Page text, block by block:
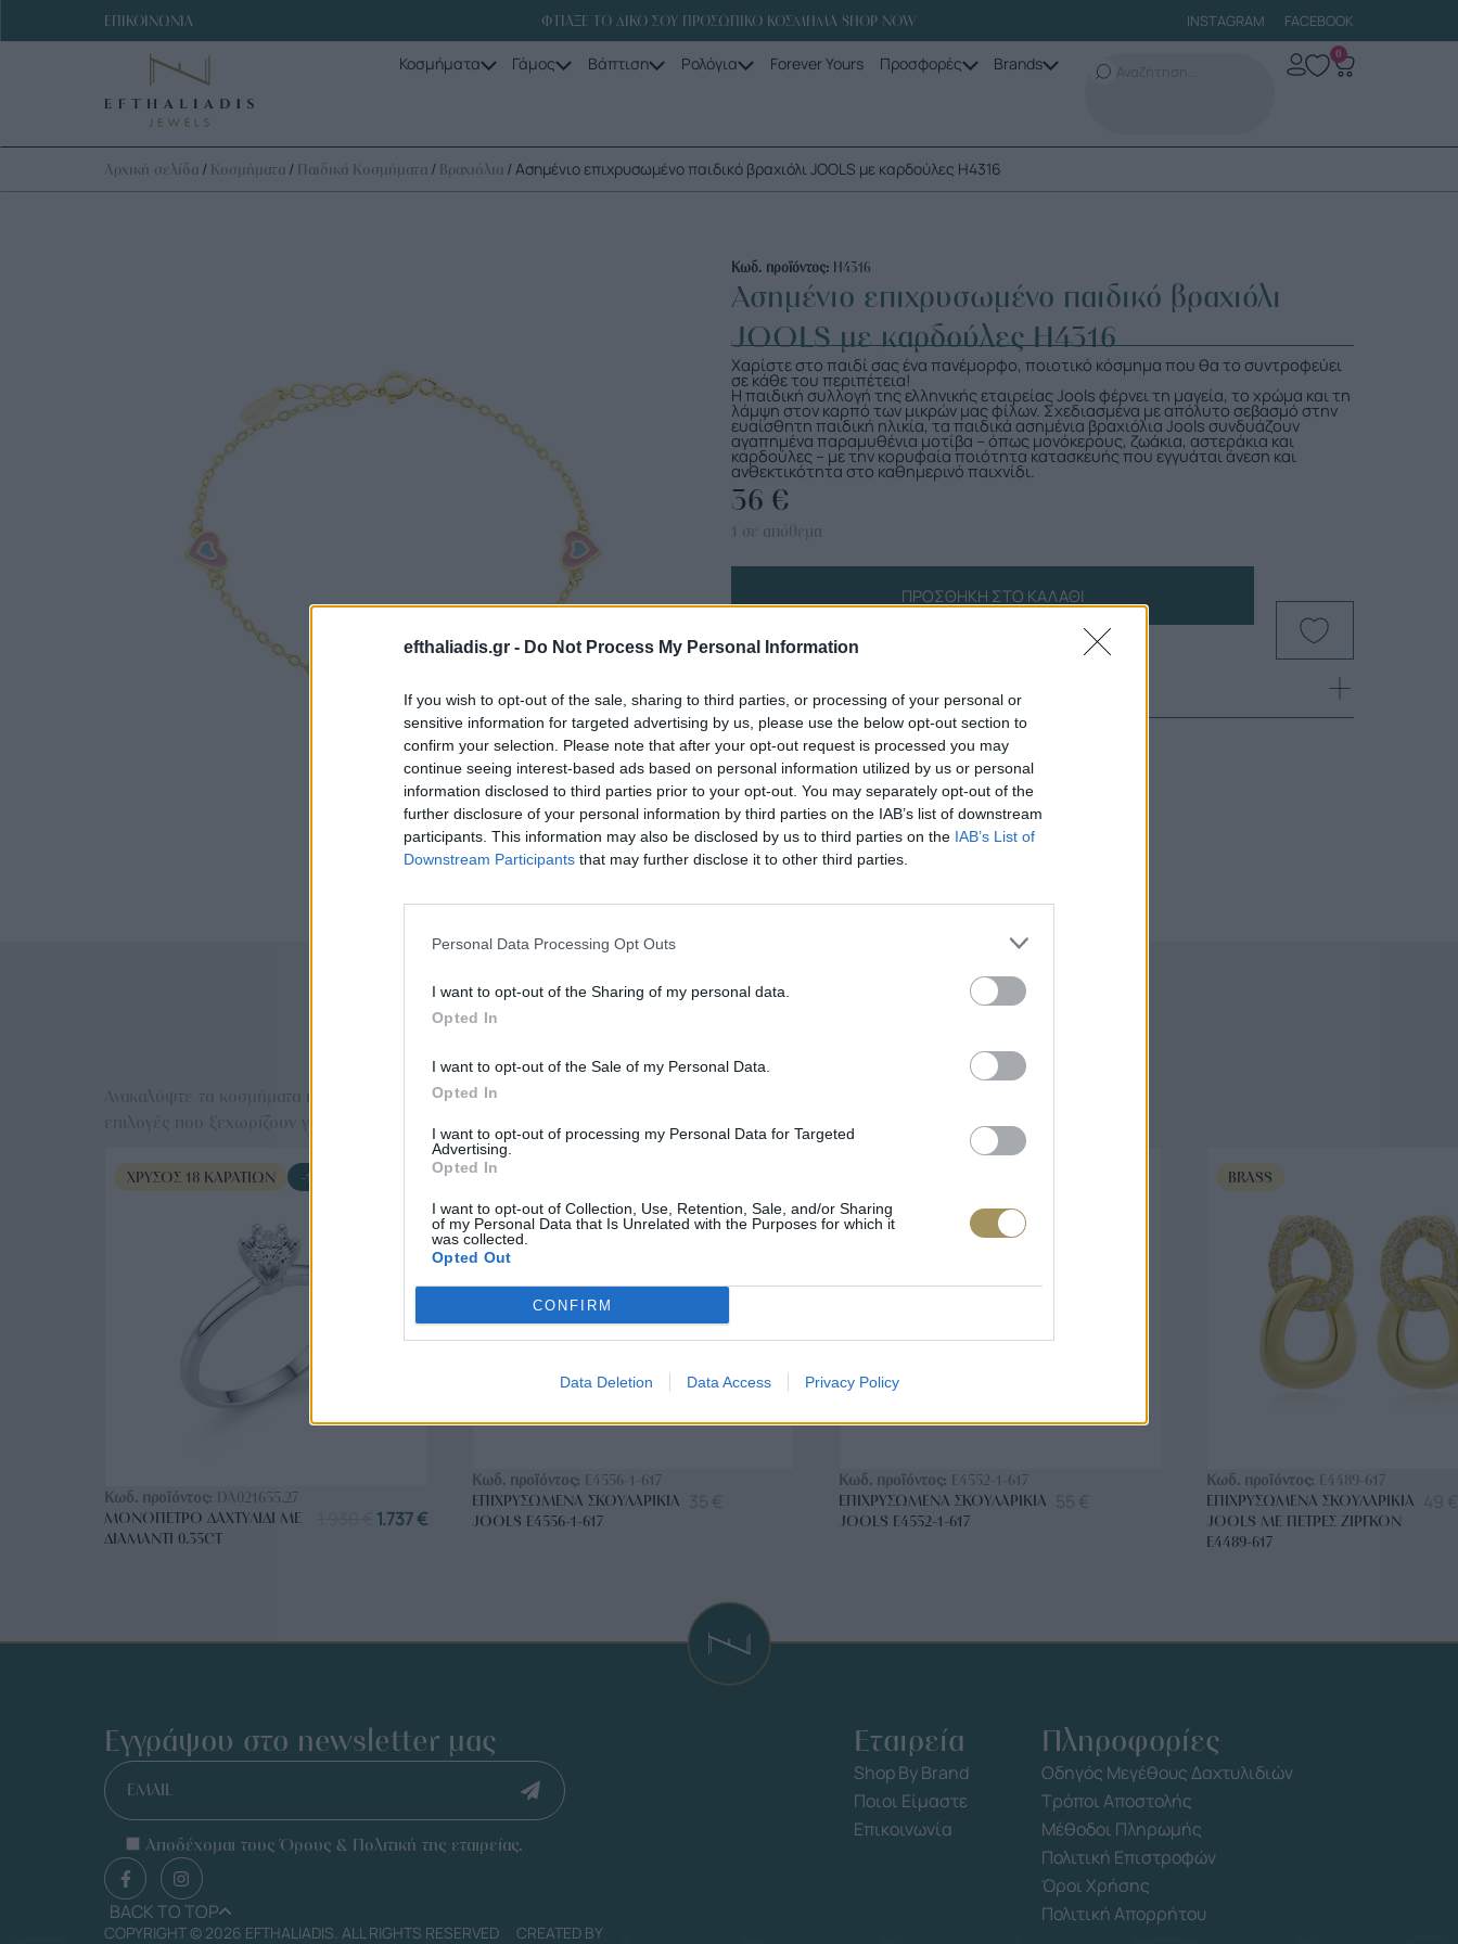
efthaliadis.gr - Do Not Process My Personal Information
If you wish to opt-out of the sale, sharing to third parties, or processing of your personal or
sensitive information for targeted advertising by us, please use the below opt-out section to
confirm your selection. Please note that after your opt-out request is processed you may
continue seeing interest-based ads based on personal information utilized by us or personal
information disclosed to third parties prior to your opt-out. You may separately opt-out of the
further disclosure of your personal information by third parties on the IAB’s list of downstream
participants. This information may also be disclosed by us to third parties on the IAB’s List of
Downstream Participants that may further disclose it to other third parties.
Personal Data Processing Opt Outs
I want to opt-out of the Sharing of my personal data.
Opted In
I want to opt-out of the Sale of my Personal Data.
Opted In
I want to opt-out of processing my Personal Data for Targeted
Advertising.
Opted In
I want to opt-out of Collection, Use, Retention, Sale, and/or Sharing
of my Personal Data that Is Unrelated with the Purposes for which it
was collected.
Opted Out
CONFIRM
Data Deletion Data Access Privacy Policy
ΕΠΙΚΟΙΝΩΝΙΑ ΦΤΙΑΞΕ ΤΟ ΔΙΚΟ ΣΟΥ ΠΡΟΣΩΠΙΚΟ ΚΟΣΜΗΜΑ SHOP NOW INSTAGRAM FACEBOOK
Κοσμήματα Γάμος Βάπτιση Ρολόγια Forever Yours Προσφορές Brands 0
Αρχική σελίδα / Κοσμήματα / Παιδικά Κοσμήματα / Βραχιόλια / Ασημένιο επιχρυσωμένο παιδικό βραχιόλι JOOLS με καρδούλες H4316
Κωδ. προϊόντος: H4316
Ασημένιο επιχρυσωμένο παιδικό βραχιόλι
JOOLS με καρδούλες H4316
Χαρίστε στο παιδί σας ένα πανέμορφο, ποιοτικό κόσμημα που θα το συντροφεύει
σε κάθε του περιπέτεια!
Η παιδική συλλογή της ελληνικής εταιρείας Jools φέρνει τη μαγεία, το χρώμα και τη
λάμψη στον καρπό των μικρών μας φίλων. Σχεδιασμένα με απόλυτο σεβασμό στην
ευαίσθητη παιδική ηλικία, τα παιδικά ασημένια βραχιόλια Jools συνδυάζουν
αγαπημένα παραμυθένια μοτίβα – όπως μονόκερους, ζωάκια, αστεράκια και
καρδούλες – με την κορυφαία ποιότητα κατασκευής που εγγυάται άνεση και
ανθεκτικότητα στο καθημερινό παιχνίδι.
36 €
1 σε απόθεμα
ΠΡΟΣΘΉΚΗ ΣΤΟ ΚΑΛΆΘΙ
Επιλογές Που Ταιριάζουν
Ανακαλύψτε τα κοσμήματα που αγαπήθηκαν περισσότερο! Εδώ θα βρείτε τις κορυφαίες
ΧΡΥΣΌΣ 18 ΚΑΡΑΤΊΩΝ -10%
Κωδ. προϊόντος: DA021655.27
ΜΟΝΌΠΕΤΡΟ ΔΑΧΤΥΛΊΔΙ ΜΕ
ΔΙΑΜΆΝΤΙ 0.35CT
1.737€
BRASS
Κωδ. προϊόντος: E4556-1-617
ΕΠΙΧΡΥΣΩΜΈΝΑ ΣΚΟΥΛΑΡΊΚΙΑ
JOOLS E4556-1-617
Κωδ. προϊόντος: E4552-1-617
ΕΠΙΧΡΥΣΩΜΈΝΑ ΣΚΟΥΛΑΡΊΚΙΑ
JOOLS E4552-1-617
BRASS
Κωδ. προϊόντος: E4489-617
ΕΠΙΧΡΥΣΩΜΈΝΑ ΣΚΟΥΛΑΡΊΚΙΑ
JOOLS ΜΕ ΠΈΤΡΕΣ ΖΙΡΓΚΌΝ
E4489-617
Εγγράψου στο newsletter μας
EMAIL
Αποδέχομαι τους Όρους & Πολιτική της εταιρείας.
BACK TO TOP
Εταιρεία
Shop By Brand
Ποιοι Είμαστε
Επικοινωνία
Πληροφορίες
Οδηγός Μεγέθους Δαχτυλιδιών
Τρόποι Αποστολής
Μέθοδοι Πληρωμής
Πολιτική Επιστροφών
Όροι Χρήσης
Πολιτική Απορρήτου
COPYRIGHT © 2026 EFTHALIADIS. ALL RIGHTS RESERVED CREATED BY